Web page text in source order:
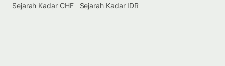
Sejarah Kadar CHF
Sejarah Kadar IDR